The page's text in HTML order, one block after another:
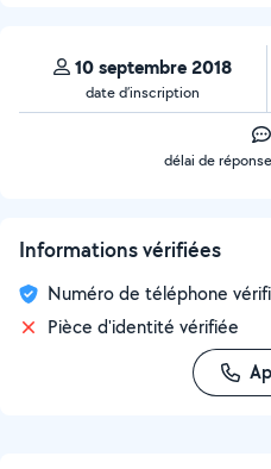
10 septembre 2018
date d’inscription
délai de
Informations vérifiées
Numéro de téléphone
Pièce d'identité vérifiée